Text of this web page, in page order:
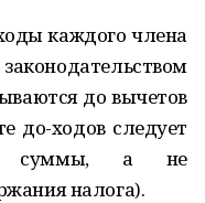
каждого члена
до вычетов
до-ходов следует
суммы, а не
налога).